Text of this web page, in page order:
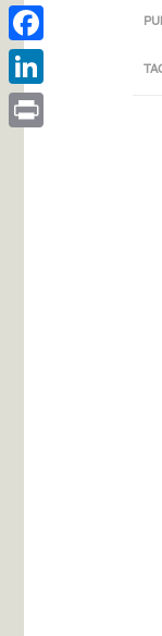
X
Facebook
LinkedIn